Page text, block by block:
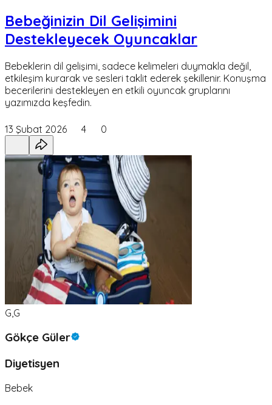
Bebeğinizin Dil Gelişimini
Destekleyecek Oyuncaklar
Bebeklerin dil gelişimi, sadece kelimeleri duymakla değil,
etkileşim kurarak ve sesleri taklit ederek şekillenir. Konuşma
becerilerini destekleyen en etkili oyuncak gruplarını
yazımızda keşfedin.
13 Şubat 2026 4 0
G,G
Gökçe Güler
Diyetisyen
Bebek